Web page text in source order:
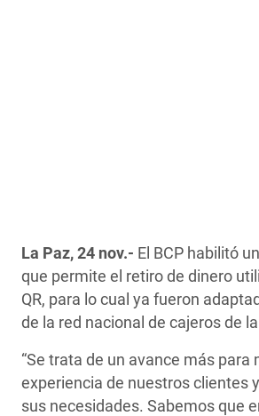
La Paz, 24 nov.- El BCP habilitó
que permite el retiro de dinero
QR, para lo cual ya fueron
de la red nacional de cajeros de
“Se trata de un avance más para
experiencia de nuestros clientes
sus necesidades. Sabemos que